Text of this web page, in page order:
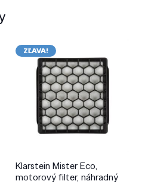
ZĽAVA!
Klarstein Mister Eco,
motorový filter, náhradný